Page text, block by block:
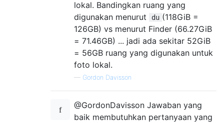
lokal. Bandingkan ruang yang
digunakan menurut
du (118GiB =
126GB) vs menurut Finder (66.27GiB
= 71.46GB) ... jadi ada sekitar 52GiB
= 56GB ruang yang digunakan untuk
foto lokal.
— Gordon Davisson
@GordonDavisson Jawaban yang
baik membutuhkan pertanyaan yang